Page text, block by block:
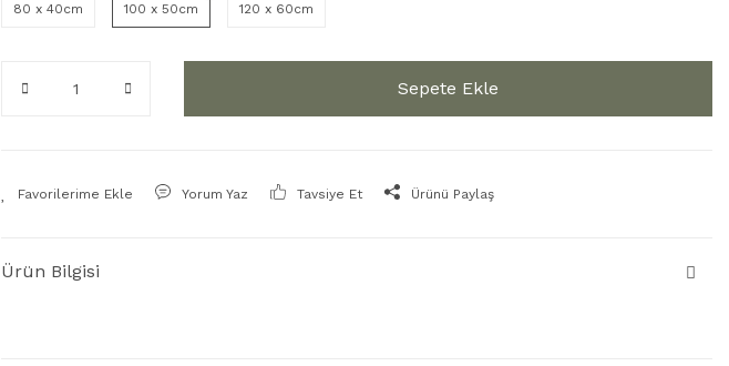
80 x 40cm 100 x 50cm 120 x 60cm
Sepete Ekle
Yorum Yaz Tavsiye Et Ürünü Paylaş
Ürün Bilgisi